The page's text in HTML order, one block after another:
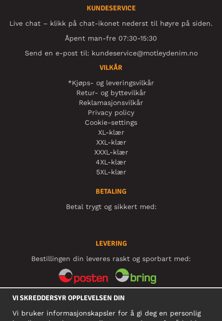
KUNDESERVICE
Live chat – klikk på chat-ikonet nederst til høyre på siden.
Åpent man-fre 07:30-15:30
Send en e-post til: kundeservice@motleydenim.no
VILKÅR
*Kjøps- og leveringsvilkår
Retur- og byttevilkår
Reklamasjonsvilkår
Privacy policy
Cookie-settings
XL-klær
XXL-klær
XXXL-klær
4XL-klær
5XL-klær
BETALING
Betal trygt og sikkert med:
LEVERING
Bestillingen din leveres raskt og sporbart med:
SOSIALE MEDIER
VI SKREDDERSYR OPPLEVELSEN DIN
Vi bruker informasjonskapsler for å gi deg en personlig